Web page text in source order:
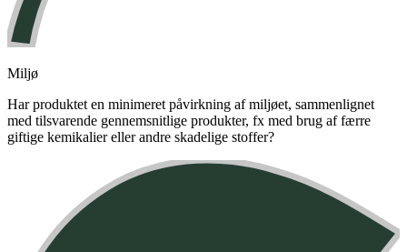
Miljø
Har produktet en minimeret påvirkning af miljøet, sammenlignet
med tilsvarende gennemsnitlige produkter, fx med brug af færre
giftige kemikalier eller andre skadelige stoffer?